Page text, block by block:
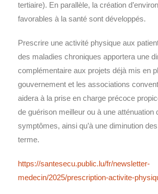
tertiaire). En parallèle, la création
favorables à la santé sont développés.
Prescrire une activité physique aux
des maladies chroniques apportera une
complémentaire aux projets déjà mis en
gouvernement et les associations
aidera à la prise en charge précoce
de guérison meilleur ou à une atténuation
symptômes, ainsi qu’à une diminution
terme.
https://santesecu.public.lu/fr/newsletter-
medecin/2025/prescription-activite-